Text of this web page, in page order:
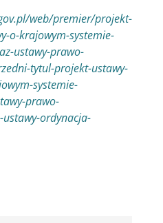
web/premier/projekt-
o-krajowym-systemie-
ustawy-prawo-
tytul-projekt-ustawy-
systemie-
prawo-
ordynacja-